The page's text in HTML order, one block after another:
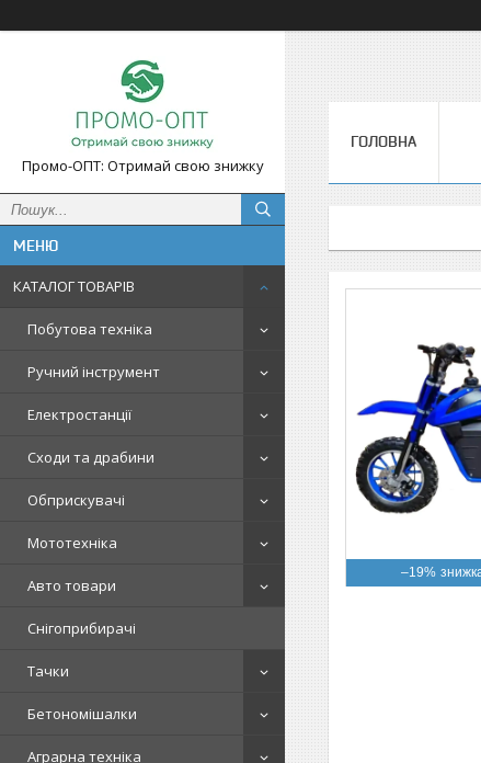
Промо-ОПТ: Отримай свою знижку
КАТАЛОГ ТОВАРІВ
Побутова техніка
Ручний інструмент
Електростанції
Сходи та драбини
Обприскувачі
Мототехніка
Авто товари
Снігоприбирачі
Тачки
Бетономішалки
Аграрна техніка
ГОЛОВНА
–19%